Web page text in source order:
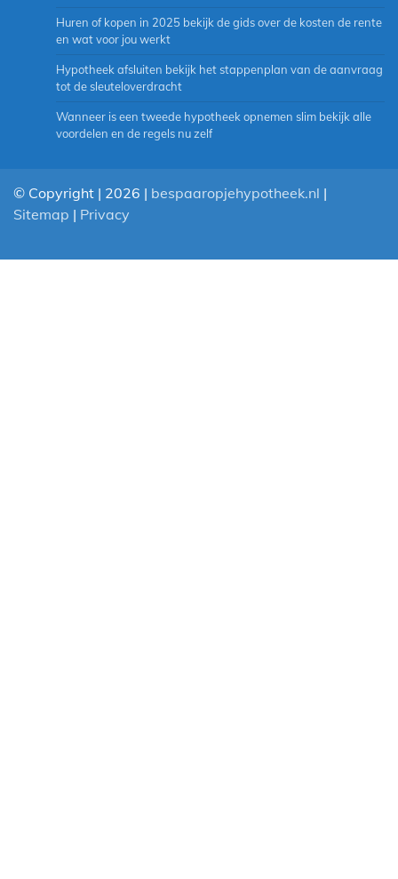
Huren of kopen in 2025 bekijk de gids over de kosten de rente
en wat voor jou werkt
Hypotheek afsluiten bekijk het stappenplan van de aanvraag
tot de sleuteloverdracht
Wanneer is een tweede hypotheek opnemen slim bekijk alle
voordelen en de regels nu zelf
© Copyright | 2026 | bespaaropjehypotheek.nl |
Sitemap | Privacy